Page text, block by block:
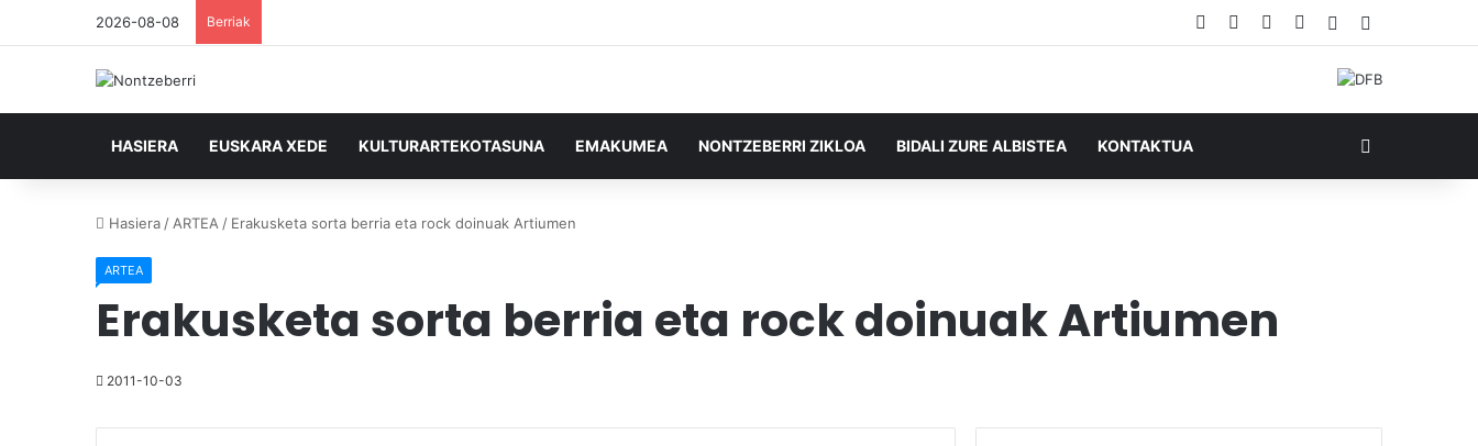
2026-08-08 Berriak Facebook YouTube
RSS Ausazko
HASIERA EUSKARA XEDE KULTURARTEKOTASUNA EMAKUMEA NONTZEBERRI ZIKLOA BIDALI ZURE ALBISTEA KONTAKTUA
Hasiera / ARTEA / Erakusketa sorta berria eta rock doinuak Artiumen
ARTEA
Erakusketa sorta berria eta rock doinuak Artiumen
2011-10-03